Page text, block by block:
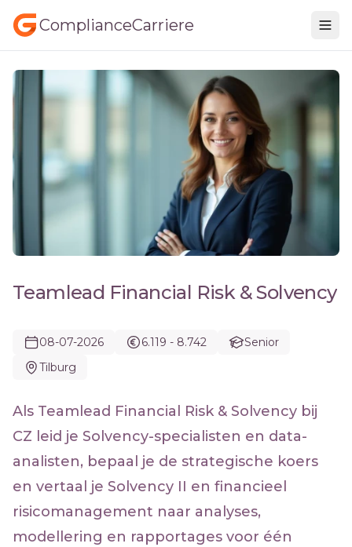
ComplianceCarriere
Teamlead Financial Risk & Solvency
08-07-2026 6.119 - 8.742
Senior
Tilburg
Als Teamlead Financial Risk & Solvency bij
CZ leid je Solvency-specialisten en data-
analisten, bepaal je de strategische koers
en vertaal je Solvency II en financieel
risicomanagement naar analyses,
modellering en rapportages voor één